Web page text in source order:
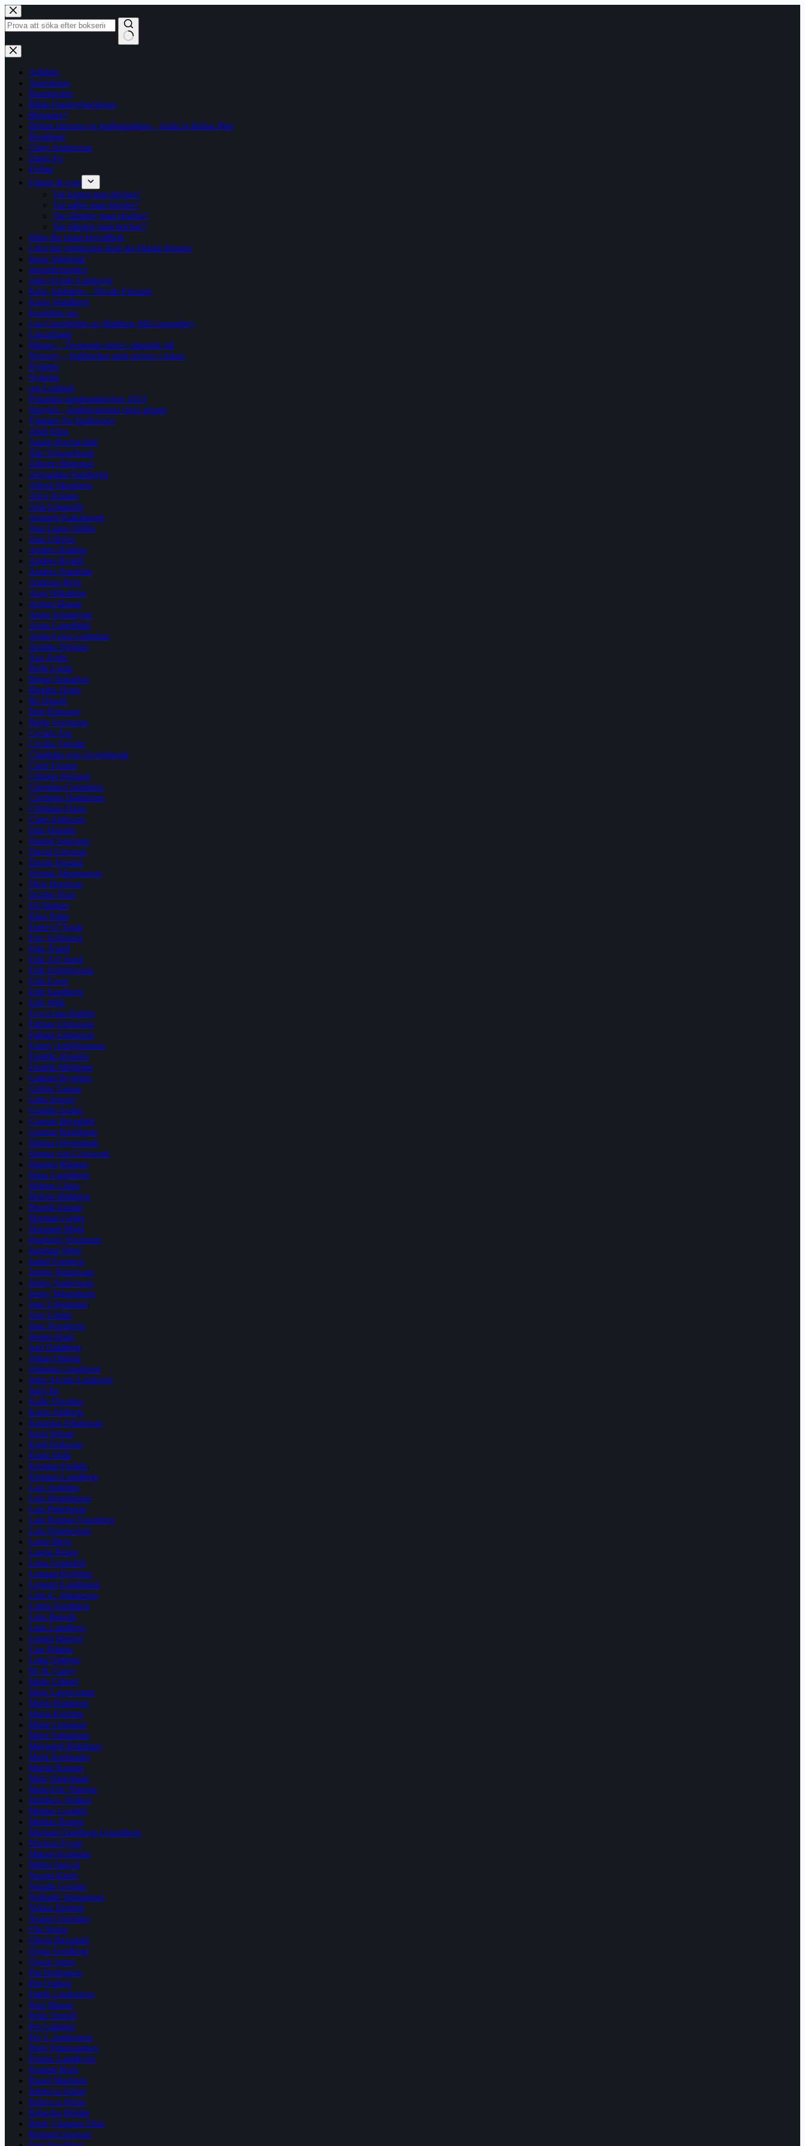
Hoppa
till
innehåll
Inga
resultat
Adlibris
Annonsera
Barnböcker
Bästa Fantasyböckerna
Bloggare?
Bokus lanserar en ljudbokstjänst – kolla in Bokus Play
Bookbeat
Claes Andersson
Dario Fo
Förlag
Frågor & svar
Var köper man böcker?
Var säljer man böcker?
Var skänker man böcker?
Var slänger man böcker?
Hitta din nästa favoritbok
I den här ordningen läser du Martin Benner
Ingar Johnsrud
integritetspolicy
John Ajvide Lindqvist
Kära, kärleken – Nicole Falciani
Karin Wahlberg
Kontakta oss
Läs Greenlights av Matthew McConaughey
Läsordning
Manga – Tecknade serier i Japansk stil
Nextory – ljudböcker med service i fokus
Nyheter
Nyheter
om Letabok
Populära ungdomsböcker 2023
Storytel – ljudböckernas stora gigant
Tjänster för ljudböcker
Abdi Elmi
Adam Hochschild
Åke Edwardsson
Alberto Manguel
Alexandra Sundqvist
Alfred Skogberg
Alice Knutas
Ami Lönnroth
Amineh Kakabaveh
Ana Luisa Valdés
Ana Udovic
Anders Bolling
Anders Rydell
Anders Sundelin
Andreas Berg
Anja Wikström
Anjum Hasan
Anna Arutunyan
Anna Lagerblad
Anna-Lena Lodenius
Annika Sjögren
Åsa Avdic
Bella Linde
Bengt Ankarloo
Birgitta Holm
Bo Hazell
Bob Hansson
Börje Svensson
Cecilia Åse
Cecilia Torudd
Charlotta von Zweigbergk
Chris Forsne
Christer Persson
Christian Catomeris
Christian Dahlström
Christian Daun
Claes Eriksson
Dan Hansén
Daniel Suhonen
David Ericsson
David Jonstad
Dennis Magnusson
Dick Harrison
Dorthe Nors
Eli Skriner
Elias Palm
Emer O’Toole
Eric Schlosser
Erik Åsard
Erik Axl Sund
Erik Esbjörnsson
Erik Fosse
Erik Sandberg
Erik Wijk
Eva-Lotta Hultén
Fabian Göranson
Fabian Göranson
Fanny Ambjörnsson
Fredrik Alverén
Fredrik Mellgren
Gabriel Byström
Gellert Tamas
Gitta Sereny
Gunilla Ander
Gunnar Bergdahl
Gunnar Rundgren
Hanna Olvenmark
Hanna von Corswant
Hannes Råstam
Hans Lagerberg
Heléne Lööw
Helene Rådberg
Henrik Ennart
Herman Geijer
Hooman Majd
Ingeborg Svensson
Ingemar Härd
Isabel Fonseca
Jennie Johansson
Jenny Andersson
Jenny Wrangborg
Jens Liljestrand
Jens Linder
Jens Nordqvist
Jesper Huor
Joel Dahlberg
Johan Ohlson
Johanna Langhorst
John Ajvide Lindqvist
Junji Ito
Kalle Dixelius
Karin Ahlborg
Katarina Johansson
Kent Werne
Kjell Eriksson
Klara Dolk
Kristian Fredén
Kristian Lundberg
Lars Ardelius
Lars Henriksson
Lars Pettersson
Lars Ragnar Forssberg
Lars Sjunnesson
Lasse Berg
Laurie Penny
Lena Granefelt
Lennart Kjörling
Lennart Lundmark
Lina E. Johansson
Linda Hambäck
Linn Bursell
Linn Lundberg
Lionel Shriver
Lisa Bjärbo
Lotta Sjöberg
M. R. Carey
Mads Gilbert
Maja Lagercrantz
Maria Hamberg
Maria Küchen
Marie Granmar
Marit Sahlström
Marjaneh Bakhtiari
Mark Kurlansky
Martin Ragnar
Mats Söderlund
Mats-Eric Nilsson
Matthew Walker
Mattias Gardell
Mattias Ronge
Michael Dahlberg-Grundberg
Michail Zygar
Mikael Kurkiala
Mithu Sanyal
Naomi Klein
Natalie Gerami
Nathalie Simonsson
Niklas Ekstedt
Noam Chomsky
Ola Wong
Olivia Bergdahl
Örjan Svedberg
Owen Jones
Pär Holmgren
Pär Östling
Patrik Lindenfors
Paul Mason
Pelle Tornell
Per Gahrton
Per J. Andersson
Peter Pomerantsev
Pontus Lundkvist
Pooneh Rohi
Raoul Martinez
Rebecca Solnit
Rebecca Weiss
Rebecka Bohlin
René Vázquez Díaz
Rickard Jonsson